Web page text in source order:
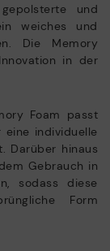
und
weiches und
Die Memory
in der
Foam passt
individuelle
Darüber hinaus
Gebrauch in
sodass diese
Form